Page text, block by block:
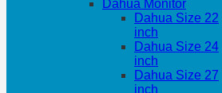
Dahua Monitor
Dahua Size 22
inch
Dahua Size 24
inch
Dahua Size 27
inch